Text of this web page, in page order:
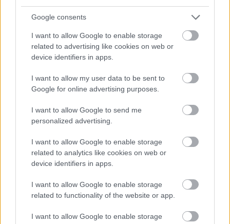
Google consents
I want to allow Google to enable storage
related to advertising like cookies on web or
device identifiers in apps.
I want to allow my user data to be sent to
Google for online advertising purposes.
I want to allow Google to send me
personalized advertising.
I want to allow Google to enable storage
related to analytics like cookies on web or
device identifiers in apps.
I want to allow Google to enable storage
related to functionality of the website or app.
I want to allow Google to enable storage
További cikkeink